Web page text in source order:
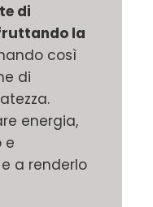
di
la
così
di
energia,
e
a renderlo